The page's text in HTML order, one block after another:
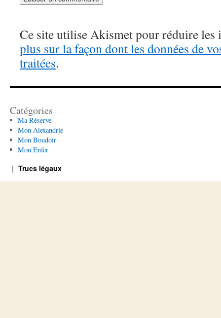
Ce site utilise Akismet pour réduire les
plus sur la façon dont les données de
traitées.
Catégories
Ma Réserve
Mon Alexandrie
Mon Boudoir
Mon Enfer
Trucs légaux